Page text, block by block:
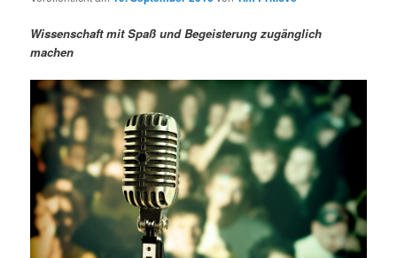
ä
r
e
I
n
n
d
ä
e
n
n
v
i
g
t
i
o
Wissenschaft mit Spaß und Begeisterung zugänglich
machen